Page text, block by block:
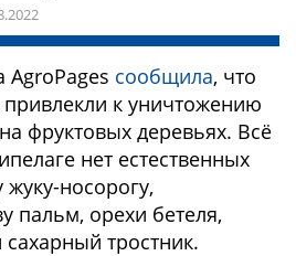
сообщила, что
к уничтожению
фруктовых деревьях. Всё
нет естественных
носорогу,
пальм, орехи бетеля,
тростник.